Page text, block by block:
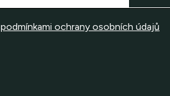
podmínkami ochrany osobních údajů